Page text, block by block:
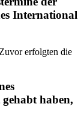
International
erfolgten die
haben,